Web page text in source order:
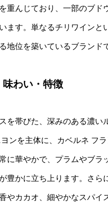
重んじており、一部のブド
ます。単なるチリワインと
地位を築いているブランド
わい・特徴
を帯びた、深みのある濃い
ンを主体に、カベルネ フ
に華やかで、プラムやブラ
豊かに立ち上ります。さら
やカカオ、細やかなスパイ